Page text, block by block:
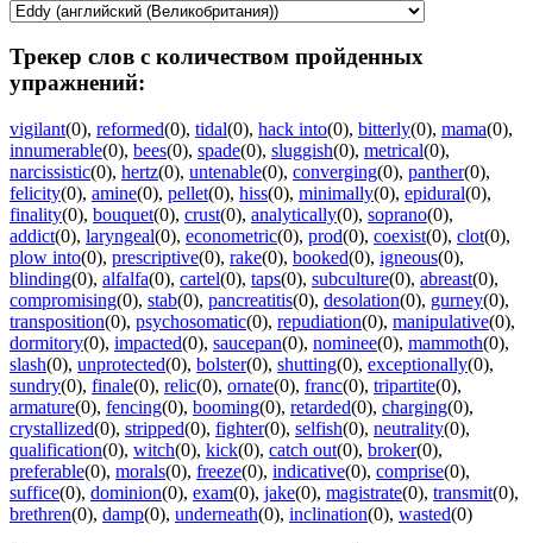
Трекер слов с количеством пройденных
упражнений:
vigilant(0), reformed(0), tidal(0), hack into(0), bitterly(0), mama(0),
innumerable(0), bees(0), spade(0), sluggish(0), metrical(0),
narcissistic(0), hertz(0), untenable(0), converging(0), panther(0),
felicity(0), amine(0), pellet(0), hiss(0), minimally(0), epidural(0),
finality(0), bouquet(0), crust(0), analytically(0), soprano(0),
addict(0), laryngeal(0), econometric(0), prod(0), coexist(0), clot(0),
plow into(0), prescriptive(0), rake(0), booked(0), igneous(0),
blinding(0), alfalfa(0), cartel(0), taps(0), subculture(0), abreast(0),
compromising(0), stab(0), pancreatitis(0), desolation(0), gurney(0),
transposition(0), psychosomatic(0), repudiation(0), manipulative(0),
dormitory(0), impacted(0), saucepan(0), nominee(0), mammoth(0),
slash(0), unprotected(0), bolster(0), shutting(0), exceptionally(0),
sundry(0), finale(0), relic(0), ornate(0), franc(0), tripartite(0),
armature(0), fencing(0), booming(0), retarded(0), charging(0),
crystallized(0), stripped(0), fighter(0), selfish(0), neutrality(0),
qualification(0), witch(0), kick(0), catch out(0), broker(0),
preferable(0), morals(0), freeze(0), indicative(0), comprise(0),
suffice(0), dominion(0), exam(0), jake(0), magistrate(0), transmit(0),
brethren(0), damp(0), underneath(0), inclination(0), wasted(0)